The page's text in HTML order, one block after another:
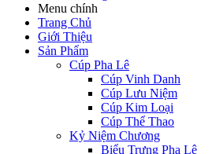
Menu chính
Trang Chủ
Giới Thiệu
Sản Phẩm
Cúp Pha Lê
Cúp Vinh Danh
Cúp Lưu Niệm
Cúp Kim Loại
Cúp Thể Thao
Kỷ Niệm Chương
Biểu Trưng Pha Lê